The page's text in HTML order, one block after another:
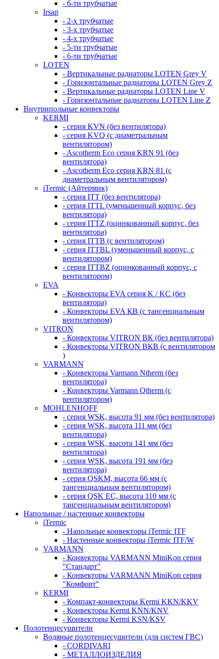
- 6-ти трубчатые
Irsap
- 2-х трубчатые
- 3-х трубчатые
- 4-х трубчатые
- 5-ти трубчатые
- 6-ти трубчатые
LOTEN
- Вертикальные радиаторы LOTEN Grey V
- Горизонтальные радиаторы LOTEN Grey Z
- Вертикальные радиаторы LOTEN Line V
- Горизонтальные радиаторы LOTEN Line Z
Внутрипольные конвекторы
KERMI
- серия KVN (без вентилятора)
- серия KVQ (с диаметральным
вентилятором)
- Ascotherm Eco серия KRN 91 (без
вентилятора)
- Ascotherm Eco серия KRN 81 (с
диаметральным вентилятором)
iTermic (Айтермик)
- серия ITT (без вентилятора)
- серия ITTL (уменьшенный корпус, без
вентилятора)
- серия ITTZ (оцинкованный корпус, без
вентилятора)
- серия ITTB (с вентилятором)
- серия ITTBL (уменьшенный корпус, с
вентилятором)
- серия ITTBZ (оцинкованный корпус, с
вентилятором)
EVA
- Конвекторы EVA серия K / KC (без
вентилятора)
- Конвекторы EVA КВ (с тангенциальным
вентилятором)
VITRON
- Конвекторы VITRON ВК (без вентилятора)
- Конвекторы VITRON ВКВ (с вентилятором
)
VARMANN
- Конвекторы Varmann Ntherm (без
вентилятора)
- Конвекторы Varmann Qtherm (с
вентилятором)
MOHLENHOFF
- серия WSK, высота 91 мм (без вентилятора)
- серия WSK, высота 111 мм (без
вентилятора)
- серия WSK, высота 141 мм (без
вентилятора)
- серия WSK, высота 191 мм (без
вентилятора)
- серия QSKM, высота 66 мм (с
тангенциальным вентилятором)
- серия QSK EC, высота 110 мм (с
тангенциальным вентилятором)
Напольные / настенные конвекторы
iTermic
- Напольные конвекторы iTermic ITF
- Настенные конвекторы iTermic ITF/W
VARMANN
- Конвекторы VARMANN MiniKon серия
"Стандарт"
- Конвекторы VARMANN MiniKon серия
"Комфорт"
KERMI
- Компакт-конвекторы Kermi KKN/KKV
- Конвекторы Kermi KNN/KNV
- Конвекторы Kermi KSN/KSV
Полотенцесушители
Водяные полотенцесушители (для систем ГВС)
- CORDIVARI
- МЕТАЛЛОИЗДЕЛИЯ